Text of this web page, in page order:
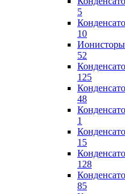
5
10
Ионисторы
52
125
48
1
15
128
85